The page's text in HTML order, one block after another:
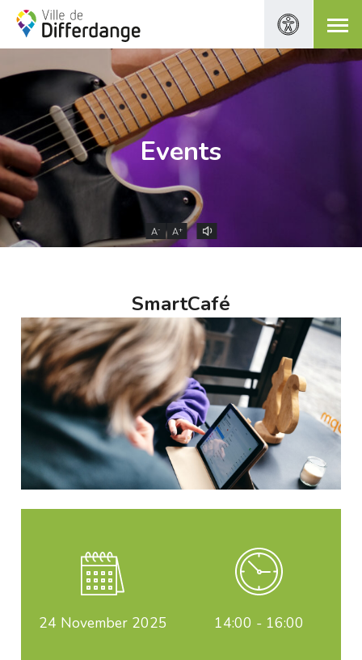
Events
A- A+
SmartCafé
24 November 2025 14:00 - 16:00